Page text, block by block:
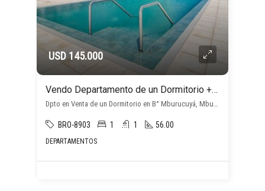
USD 145.000
Vendo Departamento de un Dormitorio + cochera en Mburucuyá
Dpto en Venta de un Dormitorio en B° Mburucuyá, Mburucuyá, Asunción D.C.
BRO-8903 1 1 56.00
DEPARTAMENTOS